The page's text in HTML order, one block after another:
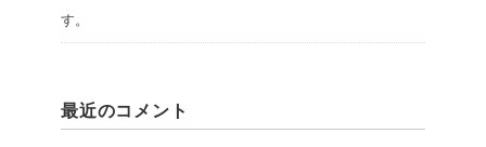
す。
最近のコメント